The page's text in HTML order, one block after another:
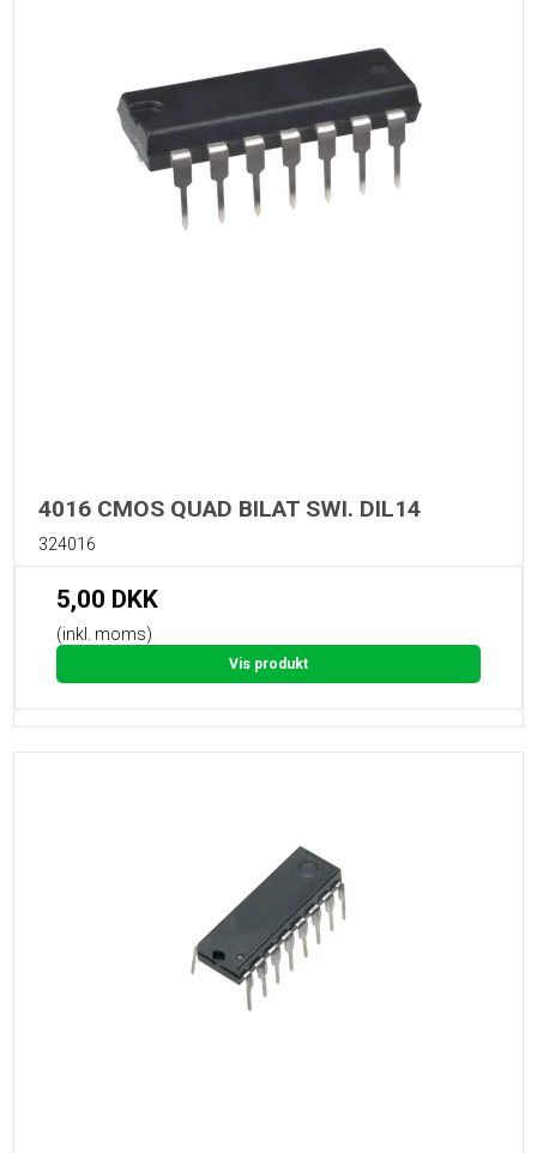
4016 CMOS QUAD BILAT SWI. DIL14
324016
5,00 DKK
(inkl. moms)
Vis produkt